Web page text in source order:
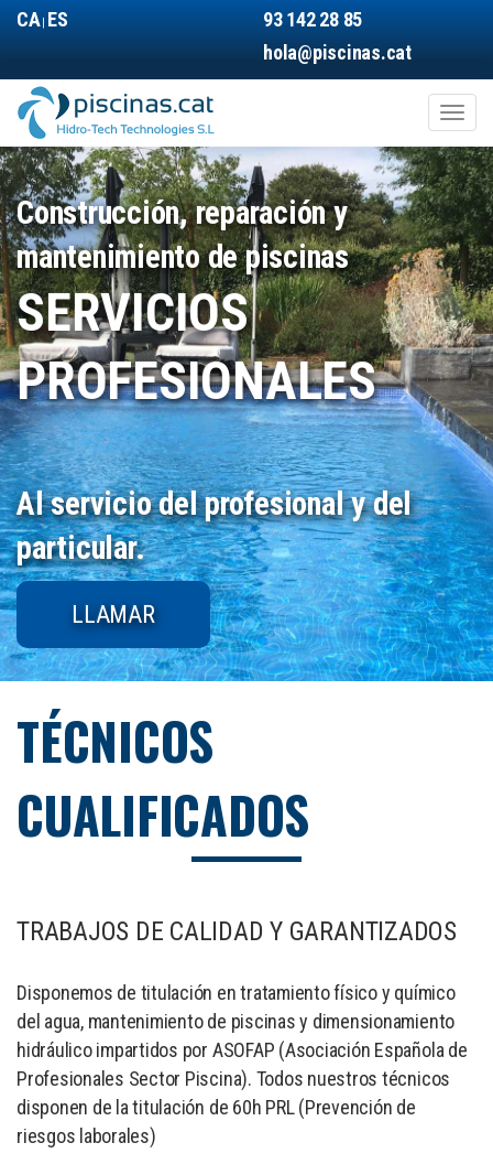
Pasar
principal
CA| ES
93 142 28 85
hola@piscinas.cat
Main
navigation
Construcción, reparación y
mantenimiento de piscinas
SERVICIOS
PROFESIONALES
Al servicio del profesional y del
particular.
LLAMAR
TÉCNICOS
CUALIFICADOS
TRABAJOS DE CALIDAD Y GARANTIZADOS
Disponemos de titulación en tratamiento físico y químico
del agua, mantenimiento de piscinas y dimensionamiento
hidráulico impartidos por ASOFAP (Asociación Española de
Profesionales Sector Piscina). Todos nuestros técnicos
disponen de la titulación de 60h PRL (Prevención de
riesgos laborales)